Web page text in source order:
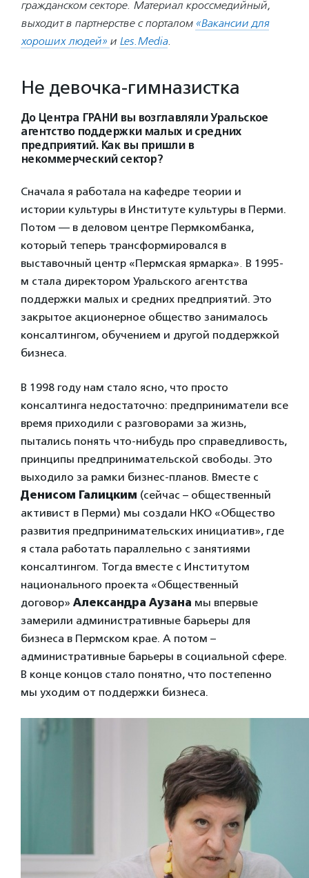
гражданском секторе. Материал кроссмедийный,
выходит в партнерстве с порталом «Вакансии для
хороших людей» и Les.Media.
Не девочка-гимназистка
До Центра ГРАНИ вы возглавляли Уральское
агентство поддержки малых и средних
предприятий. Как вы пришли в
некоммерческий сектор?
Сначала я работала на кафедре теории и
истории культуры в Институте культуры в Перми.
Потом — в деловом центре Пермкомбанка,
который теперь трансформировался в
выставочный центр «Пермская ярмарка». В 1995-
м стала директором Уральского агентства
поддержки малых и средних предприятий. Это
закрытое акционерное общество занималось
консалтингом, обучением и другой поддержкой
бизнеса.
В 1998 году нам стало ясно, что просто
консалтинга недостаточно: предприниматели все
время приходили с разговорами за жизнь,
пытались понять что-нибудь про справедливость,
принципы предпринимательской свободы. Это
выходило за рамки бизнес-планов. Вместе с
Денисом Галицким (сейчас – общественный
активист в Перми) мы создали НКО «Общество
развития предпринимательских инициатив», где
я стала работать параллельно с занятиями
консалтингом. Тогда вместе с Институтом
национального проекта «Общественный
договор» Александра Аузана мы впервые
замерили административные барьеры для
бизнеса в Пермском крае. А потом –
административные барьеры в социальной сфере.
В конце концов стало понятно, что постепенно
мы уходим от поддержки бизнеса.